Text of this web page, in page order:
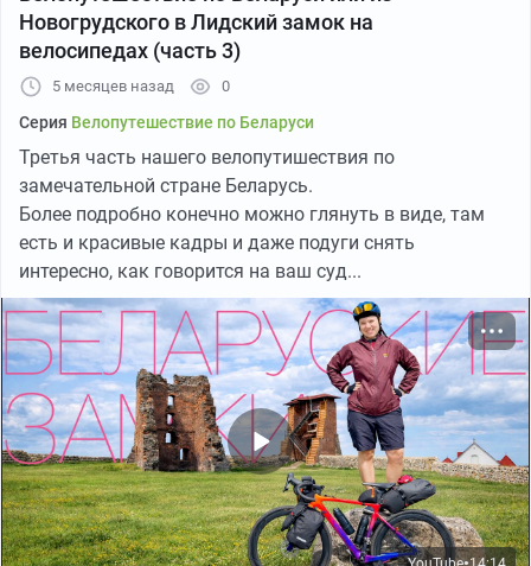
На подъезде к Киперорту увидел в бухте подводную
лодку в сопровождении корабля. Пофоткал, ожидая,
что из кустов выйдет сейчас товарищ майор и устроит
мне допрос на предмет причины моего нахождения
здесь, и двинул дальше, объезжая лужи на убитой
грунтовке. По итогу на Киперорт я доехал засветло,
около пяти вечера.
Новогрудского в Лидcкий замок на
велосипедах (часть 3)
5 месяцев назад 0
Серия Велопутешествие по Беларуси
Третья часть нашего велопутишествия по
замечательной стране Беларусь.
Более подробно конечно можно глянуть в виде, там
есть и красивые кадры и даже подуги снять
интересно, как говорится на ваш суд...
●